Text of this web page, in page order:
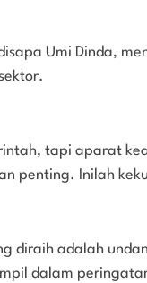
Umi Dinda,
tapi aparat
penting. Inilah
diraih adalah
dalam